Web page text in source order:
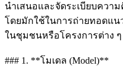
นำเสนอและจัดระเบียบควา
โดยมักใช้ในการถ่ายทอดแ
ในชุมชนหรือโครงการต่าง ๆ
### 1. **โมเดล (Model)**